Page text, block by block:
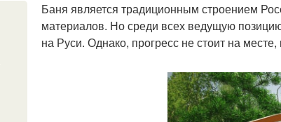
Баня является традиционным строением
материалов. Но среди всех ведущую
на Руси. Однако, прогресс не стоит на